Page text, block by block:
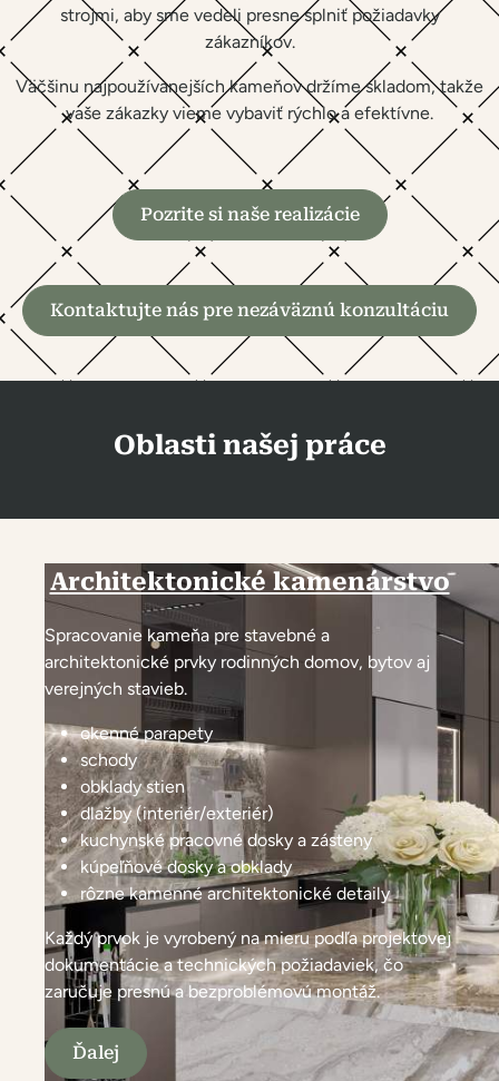
strojmi, aby sme vedeli presne splniť požiadavky
zákazníkov.
Väčšinu najpoužívanejších kameňov držíme skladom, takže
vaše zákazky vieme vybaviť rýchlo a efektívne.
Pozrite si naše realizácie
Kontaktujte nás pre nezáväznú konzultáciu
Oblasti našej práce
Architektonické kamenárstvo
Spracovanie kameňa pre stavebné a
architektonické prvky rodinných domov, bytov aj
verejných stavieb.
okenné parapety
schody
obklady stien
dlažby (interiér/exteriér)
kuchynské pracovné dosky a zásteny
kúpeľňové dosky a obklady
rôzne kamenné architektonické detaily
Každý prvok je vyrobený na mieru podľa projektovej
dokumentácie a technických požiadaviek, čo
zaručuje presnú a bezproblémovú montáž.
Ďalej